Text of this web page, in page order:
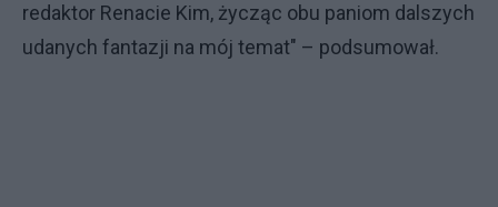
redaktor Renacie Kim, życząc obu paniom dalszych
udanych fantazji na mój temat" – podsumował.